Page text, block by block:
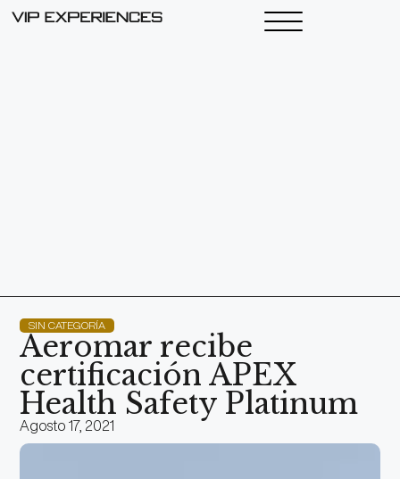
SIN CATEGORÍA
Aeromar recibe
certificación APEX
Health Safety Platinum
Agosto 17, 2021